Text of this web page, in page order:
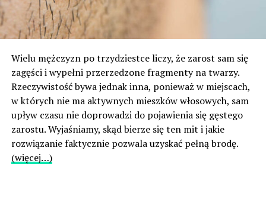
Wielu mężczyzn po trzydziestce liczy, że zarost sam się
zagęści i wypełni przerzedzone fragmenty na twarzy.
Rzeczywistość bywa jednak inna, ponieważ w miejscach,
w których nie ma aktywnych mieszków włosowych, sam
upływ czasu nie doprowadzi do pojawienia się gęstego
zarostu. Wyjaśniamy, skąd bierze się ten mit i jakie
rozwiązanie faktycznie pozwala uzyskać pełną brodę.
(więcej…)